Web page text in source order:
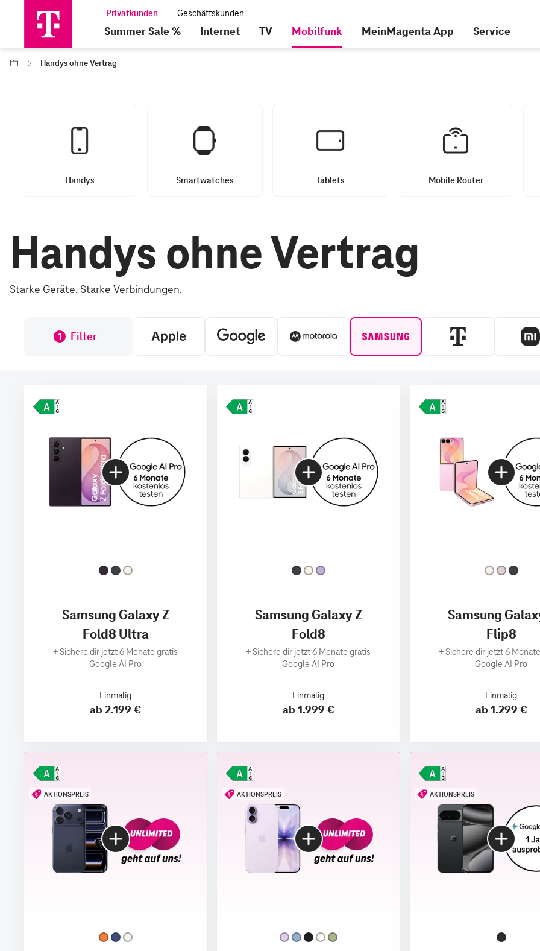
Summer Sale % Internet TV Mobilfunk MeinMagenta App Service
Handys ohne Vertrag
Handys Smartwatches Tablets Mobile Router
Handys ohne Vertrag
Starke Geräte. Starke Verbindungen.
1 Filter
Samsung Galaxy Z
Fold8 Ultra
+Sichere dir jetzt 6 Monate gratis
Google AI Pro
Einmalig
ab 2.199 €
Samsung Galaxy Z
Fold8
+Sichere dir jetzt 6 Monate gratis
Google AI Pro
Einmalig
ab 1.999 €
Samsung
Flip8
+Sichere dir jetzt 6
Google AI Pro
Einmalig
ab 1.299 €
AKTIONSPREIS AKTIONSPREIS AKTIONSPREIS